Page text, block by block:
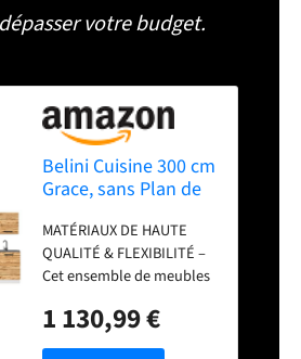
votre budget.
Belini Cuisine 300 cm
Grace, sans Plan de
MATÉRIAUX DE HAUTE
QUALITÉ & FLEXIBILITÉ –
Cet ensemble de meubles
panneaux décoratifs
Econatura durables,
1 130,99 €